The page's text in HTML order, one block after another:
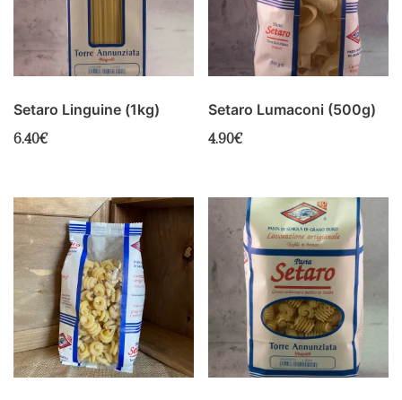
Setaro Linguine (1kg)
6.40€
Setaro Lumaconi (500g)
4.90€